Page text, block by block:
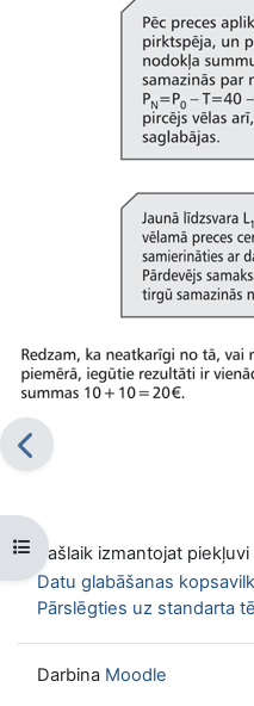
Atvērt kursu indeksu
Pašlaik izmantojat
Datu glabāšanas
Pārslēgties uz standarta
Darbina Moodle